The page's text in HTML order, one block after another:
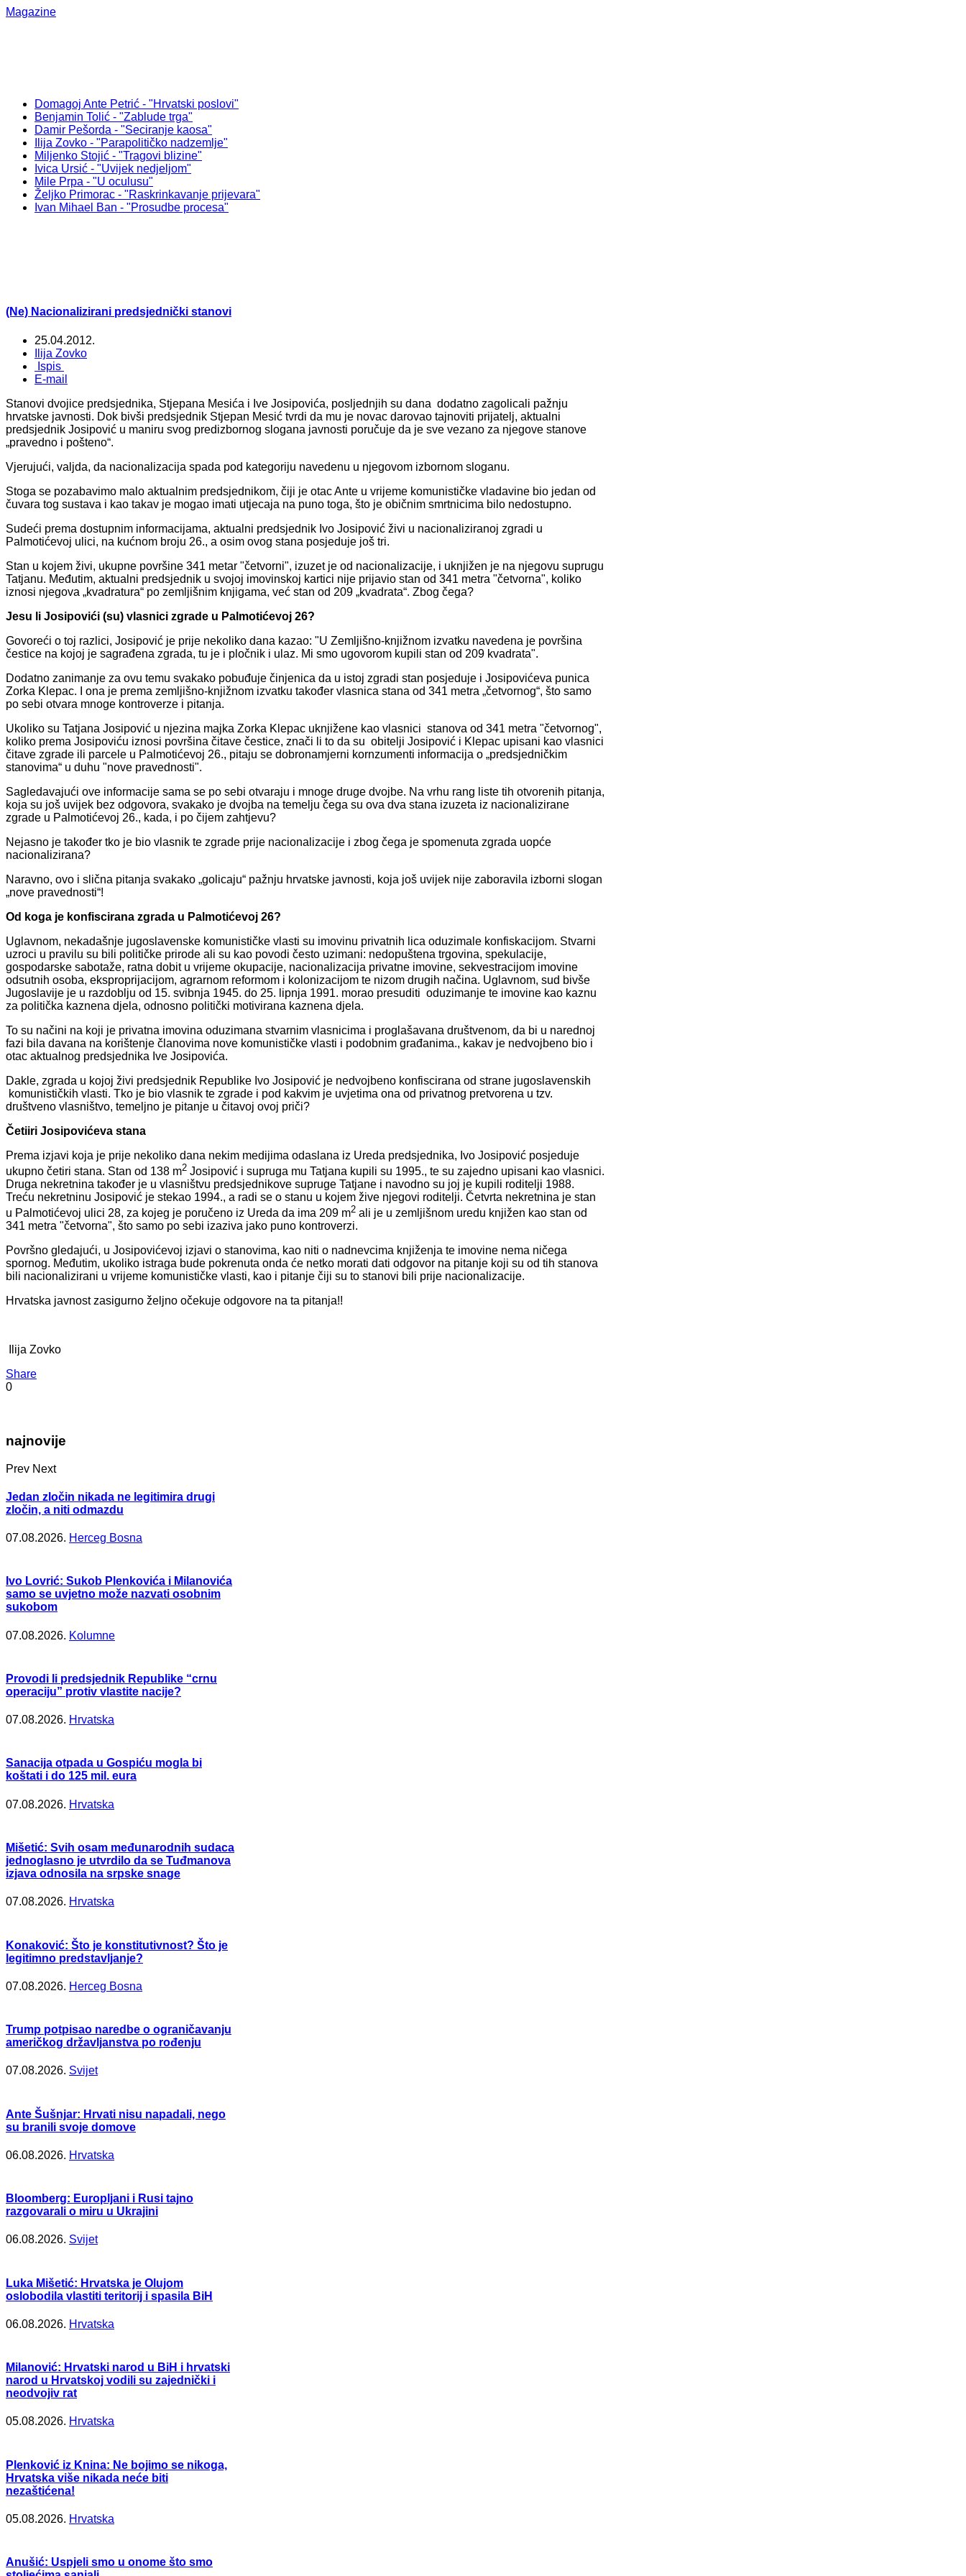
Magazine
Domagoj Ante Petrić - "Hrvatski poslovi"
Benjamin Tolić - "Zablude trga"
Damir Pešorda - "Seciranje kaosa"
Ilija Zovko - "Parapolitičko nadzemlje"
Miljenko Stojić - "Tragovi blizine"
Ivica Ursić - "Uvijek nedjeljom"
Mile Prpa - "U oculusu"
Željko Primorac - "Raskrinkavanje prijevara"
Ivan Mihael Ban - "Prosudbe procesa"
(Ne) Nacionalizirani predsjednički stanovi
25.04.2012.
Ilija Zovko
Ispis
E-mail
Stanovi dvojice predsjednika, Stjepana Mesića i Ive Josipovića, posljednjih su dana dodatno zagolicali pažnju
hrvatske javnosti. Dok bivši predsjednik Stjepan Mesić tvrdi da mu je novac darovao tajnoviti prijatelj, aktualni
predsjednik Josipović u maniru svog predizbornog slogana javnosti poručuje da je sve vezano za njegove stanove
„pravedno i pošteno“.
Vjerujući, valjda, da nacionalizacija spada pod kategoriju navedenu u njegovom izbornom sloganu.
Stoga se pozabavimo malo aktualnim predsjednikom, čiji je otac Ante u vrijeme komunističke vladavine bio jedan od
čuvara tog sustava i kao takav je mogao imati utjecaja na puno toga, što je običnim smrtnicima bilo nedostupno.
Sudeći prema dostupnim informacijama, aktualni predsjednik Ivo Josipović živi u nacionaliziranoj zgradi u
Palmotićevoj ulici, na kućnom broju 26., a osim ovog stana posjeduje još tri.
Stan u kojem živi, ukupne površine 341 metar "četvorni", izuzet je od nacionalizacije, i uknjižen je na njegovu suprugu
Tatjanu. Međutim, aktualni predsjednik u svojoj imovinskoj kartici nije prijavio stan od 341 metra "četvorna", koliko
iznosi njegova „kvadratura“ po zemljišnim knjigama, već stan od 209 „kvadrata“. Zbog čega?
Jesu li Josipovići (su) vlasnici zgrade u Palmotićevoj 26?
Govoreći o toj razlici, Josipović je prije nekoliko dana kazao: "U Zemljišno-knjižnom izvatku navedena je površina
čestice na kojoj je sagrađena zgrada, tu je i pločnik i ulaz. Mi smo ugovorom kupili stan od 209 kvadrata".
Dodatno zanimanje za ovu temu svakako pobuđuje činjenica da u istoj zgradi stan posjeduje i Josipovićeva punica
Zorka Klepac. I ona je prema zemljišno-knjižnom izvatku također vlasnica stana od 341 metra „četvornog“, što samo
po sebi otvara mnoge kontroverze i pitanja.
Ukoliko su Tatjana Josipović u njezina majka Zorka Klepac uknjižene kao vlasnici stanova od 341 metra "četvornog",
koliko prema Josipoviću iznosi površina čitave čestice, znači li to da su obitelji Josipović i Klepac upisani kao vlasnici
čitave zgrade ili parcele u Palmotićevoj 26., pitaju se dobronamjerni kornzumenti informacija o „predsjedničkim
stanovima“ u duhu "nove pravednosti".
Sagledavajući ove informacije sama se po sebi otvaraju i mnoge druge dvojbe. Na vrhu rang liste tih otvorenih pitanja,
koja su još uvijek bez odgovora, svakako je dvojba na temelju čega su ova dva stana izuzeta iz nacionalizirane
zgrade u Palmotićevoj 26., kada, i po čijem zahtjevu?
Nejasno je također tko je bio vlasnik te zgrade prije nacionalizacije i zbog čega je spomenuta zgrada uopće
nacionalizirana?
Naravno, ovo i slična pitanja svakako „golicaju“ pažnju hrvatske javnosti, koja još uvijek nije zaboravila izborni slogan
„nove pravednosti“!
Od koga je konfiscirana zgrada u Palmotićevoj 26?
Uglavnom, nekadašnje jugoslavenske komunističke vlasti su imovinu privatnih lica oduzimale konfiskacijom. Stvarni
uzroci u pravilu su bili političke prirode ali su kao povodi često uzimani: nedopuštena trgovina, spekulacije,
gospodarske sabotaže, ratna dobit u vrijeme okupacije, nacionalizacija privatne imovine, sekvestracijom imovine
odsutnih osoba, eksproprijacijom, agrarnom reformom i kolonizacijom te nizom drugih načina. Uglavnom, sud bivše
Jugoslavije je u razdoblju od 15. svibnja 1945. do 25. lipnja 1991. morao presuditi oduzimanje te imovine kao kaznu
za politička kaznena djela, odnosno politički motivirana kaznena djela.
To su načini na koji je privatna imovina oduzimana stvarnim vlasnicima i proglašavana društvenom, da bi u narednoj
fazi bila davana na korištenje članovima nove komunističke vlasti i podobnim građanima., kakav je nedvojbeno bio i
otac aktualnog predsjednika Ive Josipovića.
Dakle, zgrada u kojoj živi predsjednik Republike Ivo Josipović je nedvojbeno konfiscirana od strane jugoslavenskih
komunističkih vlasti. Tko je bio vlasnik te zgrade i pod kakvim je uvjetima ona od privatnog pretvorena u tzv.
društveno vlasništvo, temeljno je pitanje u čitavoj ovoj priči?
Četiiri Josipovićeva stana
Prema izjavi koja je prije nekoliko dana nekim medijima odaslana iz Ureda predsjednika, Ivo Josipović posjeduje
ukupno četiri stana. Stan od 138 m2 Josipović i supruga mu Tatjana kupili su 1995., te su zajedno upisani kao vlasnici.
Druga nekretnina također je u vlasništvu predsjednikove supruge Tatjane i navodno su joj je kupili roditelji 1988.
Treću nekretninu Josipović je stekao 1994., a radi se o stanu u kojem žive njegovi roditelji. Četvrta nekretnina je stan
u Palmotićevoj ulici 28, za kojeg je poručeno iz Ureda da ima 209 m2 ali je u zemljišnom uredu knjižen kao stan od
341 metra "četvorna", što samo po sebi izaziva jako puno kontroverzi.
Površno gledajući, u Josipovićevoj izjavi o stanovima, kao niti o nadnevcima knjiženja te imovine nema ničega
spornog. Međutim, ukoliko istraga bude pokrenuta onda će netko morati dati odgovor na pitanje koji su od tih stanova
bili nacionalizirani u vrijeme komunističke vlasti, kao i pitanje čiji su to stanovi bili prije nacionalizacije.
Hrvatska javnost zasigurno željno očekuje odgovore na ta pitanja!!
Ilija Zovko
Share
0
najnovije
Prev Next
Jedan zločin nikada ne legitimira drugi
zločin, a niti odmazdu
07.08.2026. Herceg Bosna
Ivo Lovrić: Sukob Plenkovića i Milanovića
samo se uvjetno može nazvati osobnim
sukobom
07.08.2026. Kolumne
Provodi li predsjednik Republike “crnu
operaciju” protiv vlastite nacije?
07.08.2026. Hrvatska
Sanacija otpada u Gospiću mogla bi
koštati i do 125 mil. eura
07.08.2026. Hrvatska
Mišetić: Svih osam međunarodnih sudaca
jednoglasno je utvrdilo da se Tuđmanova
izjava odnosila na srpske snage
07.08.2026. Hrvatska
Konaković: Što je konstitutivnost? Što je
legitimno predstavljanje?
07.08.2026. Herceg Bosna
Trump potpisao naredbe o ograničavanju
američkog državljanstva po rođenju
07.08.2026. Svijet
Ante Šušnjar: Hrvati nisu napadali, nego
su branili svoje domove
06.08.2026. Hrvatska
Bloomberg: Europljani i Rusi tajno
razgovarali o miru u Ukrajini
06.08.2026. Svijet
Luka Mišetić: Hrvatska je Olujom
oslobodila vlastiti teritorij i spasila BiH
06.08.2026. Hrvatska
Milanović: Hrvatski narod u BiH i hrvatski
narod u Hrvatskoj vodili su zajednički i
neodvojiv rat
05.08.2026. Hrvatska
Plenković iz Knina: Ne bojimo se nikoga,
Hrvatska više nikada neće biti
nezaštićena!
05.08.2026. Hrvatska
Anušić: Uspjeli smo u onome što smo